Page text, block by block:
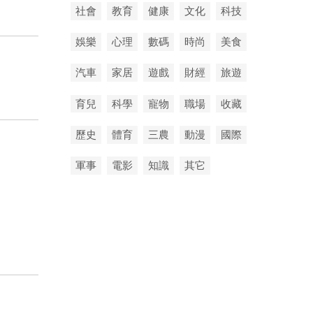
社會 教育 健康 文化 科技
娛樂 心理 數碼 時尚 美食
汽車 家居 遊戲 財經 旅遊
育兒 科學 寵物 職場 收藏
歷史 體育 三農 動漫 國際
軍事 電影 知識 其它